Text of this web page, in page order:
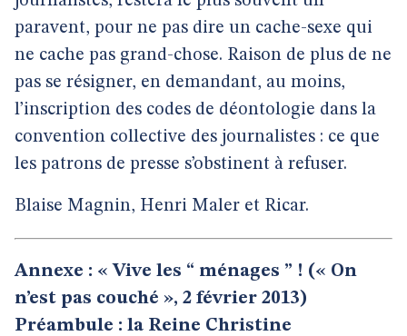
paravent, pour ne pas dire un cache-sexe qui
ne cache pas grand-chose. Raison de plus de ne
pas se résigner, en demandant, au moins,
l’inscription des codes de déontologie dans la
convention collective des journalistes : ce que
les patrons de presse s’obstinent à refuser.
Blaise Magnin, Henri Maler et Ricar.
Annexe : « Vive les “ ménages ” ! (« On
n’est pas couché », 2 février 2013)
Préambule : la Reine Christine